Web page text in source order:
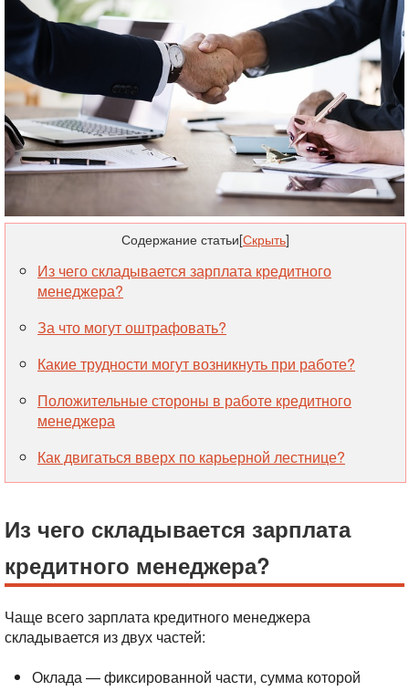
Содержание статьи[Скрыть]
Из чего складывается зарплата кредитного
менеджера?
За что могут оштрафовать?
Какие трудности могут возникнуть при работе?
Положительные стороны в работе кредитного
менеджера
Как двигаться вверх по карьерной лестнице?
Из чего складывается зарплата
кредитного менеджера?
Чаще всего зарплата кредитного менеджера
складывается из двух частей:
Оклада — фиксированной части, сумма которой